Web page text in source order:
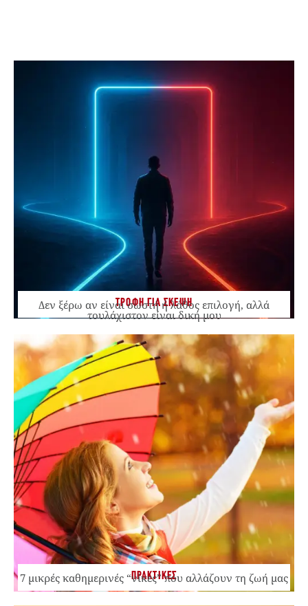
ΤΡΟΦΗ ΓΙΑ ΣΚΕΨΗ
Δεν ξέρω αν είναι σωστή ή λάθος επιλογή, αλλά
τουλάχιστον είναι δική μου
ΠΡΑΚΤΙΚΕΣ
7 μικρές καθημερινές “νίκες” που αλλάζουν τη ζωή μας